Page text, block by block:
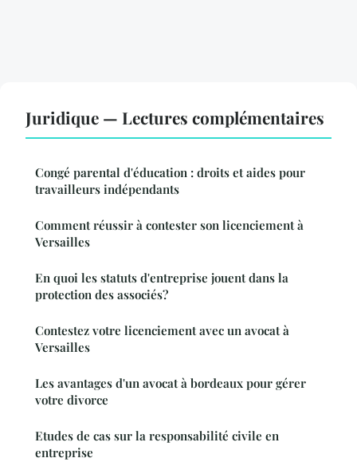
Juridique — Lectures complémentaires
Congé parental d'éducation : droits et aides pour
travailleurs indépendants
Comment réussir à contester son licenciement à
Versailles
En quoi les statuts d'entreprise jouent dans la
protection des associés?
Contestez votre licenciement avec un avocat à
Versailles
Les avantages d'un avocat à bordeaux pour gérer
votre divorce
Etudes de cas sur la responsabilité civile en
entreprise